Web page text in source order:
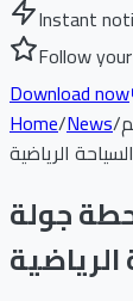
Instant
Follow
Download now
Home/News/
جولة